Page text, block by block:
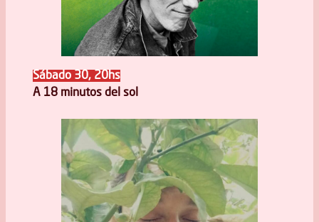
Sábado 30, 20hs
A 18 minutos del sol